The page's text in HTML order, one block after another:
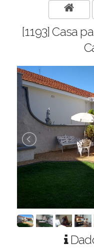
[1193] Casa